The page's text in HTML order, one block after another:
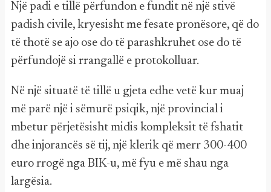
Një padi e tillë përfundon e fundit në një stivë
padish civile, kryesisht me fesate pronësore, që do
të thotë se ajo ose do të parashkruhet ose do të
përfundojë si rrangallë e protokolluar.
Në një situatë të tillë u gjeta edhe vetë kur muaj
më parë një i sëmurë psiqik, një provincial i
mbetur përjetësisht midis kompleksit të fshatit
dhe injorancës së tij, një klerik që merr 300-400
euro rrogë nga BIK-u, më fyu e më shau nga
largësia.